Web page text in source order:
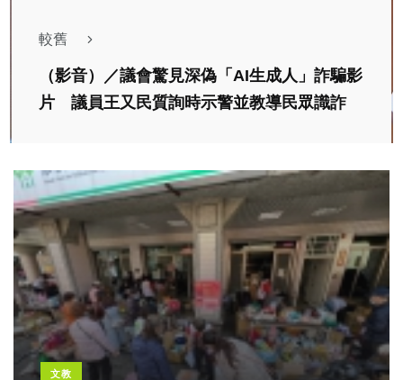
較舊
（影音）／議會驚見深偽「AI生成人」詐騙影
片 議員王又民質詢時示警並教導民眾識詐
文教